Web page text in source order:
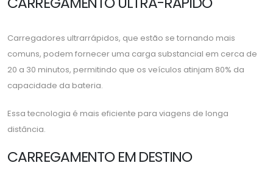
Carregadores ultrarrápidos, que estão se tornando mais
comuns, podem fornecer uma carga substancial em cerca de
20 a 30 minutos, permitindo que os veículos atinjam 80% da
capacidade da bateria.
Essa tecnologia é mais eficiente para viagens de longa
distância.
CARREGAMENTO EM DESTINO